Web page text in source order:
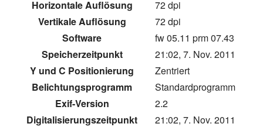
Horizontale Auflösung
72 dpi
Vertikale Auflösung
72 dpi
Software
fw 05.11 prm 07.43
Speicherzeitpunkt
21:02, 7. Nov. 2011
Y und C Positionierung
Zentriert
Belichtungsprogramm
Standardprogramm
Exif-Version
2.2
Digitalisierungszeitpunkt
21:02, 7. Nov. 2011